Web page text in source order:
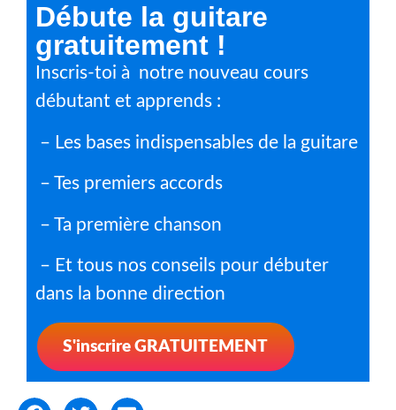
Débute la guitare
gratuitement !
Inscris-toi à notre nouveau cours
débutant et apprends :
– Les bases indispensables de la guitare
– Tes premiers accords
– Ta première chanson
– Et tous nos conseils pour débuter
dans la bonne direction
S'inscrire GRATUITEMENT